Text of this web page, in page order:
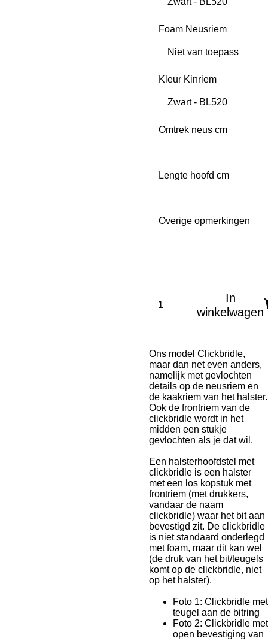
Foam Neusriem
Kleur Kinriem
Omtrek neus cm
Lengte hoofd cm
Overige opmerkingen
In
winkelwagen
Ons model Clickbridle,
maar dan net even anders,
namelijk met gevlochten
details op de neusriem en
de kaakriem van het halster.
Ook de frontriem van de
clickbridle wordt in het
midden een stukje
gevlochten als je dat wil.
Een halsterhoofdstel met
clickbridle is een halster
met een los kopstuk met
frontriem (met drukkers,
vandaar de naam
clickbridle) waar het bit aan
bevestigd zit. De clickbridle
is niet standaard onderlegd
met foam, maar dit kan wel
(de druk van het bit/teugels
komt op de clickbridle, niet
op het halster).
Foto 1: Clickbridle met
teugel aan de bitring
Foto 2: Clickbridle met
open bevestiging van